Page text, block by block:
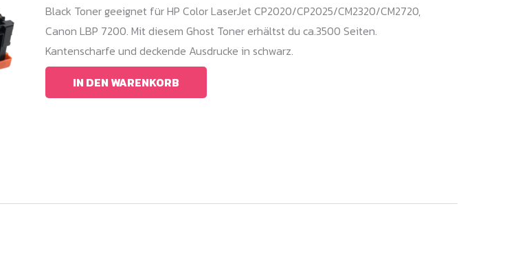
Black Toner geeignet für HP Color LaserJet CP2020/CP2025/CM2320/CM2720,
Canon LBP 7200. Mit diesem Ghost Toner erhältst du ca.3500 Seiten.
Kantenscharfe und deckende Ausdrucke in schwarz.
IN DEN WARENKORB